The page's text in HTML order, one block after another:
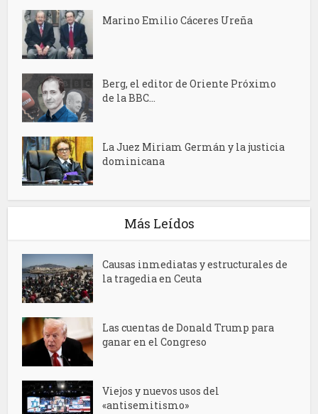
Marino Emilio Cáceres Ureña
Berg, el editor de Oriente Próximo
de la BBC...
La Juez Miriam Germán y la justicia
dominicana
Más Leídos
Causas inmediatas y estructurales de
la tragedia en Ceuta
Las cuentas de Donald Trump para
ganar en el Congreso
Viejos y nuevos usos del
«antisemitismo»